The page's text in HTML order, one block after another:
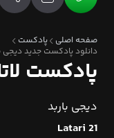
صفحه اصلی
پادکست
دانلود پادکست جدید دیجی
پادکست
دیجی باربد
Latari 21